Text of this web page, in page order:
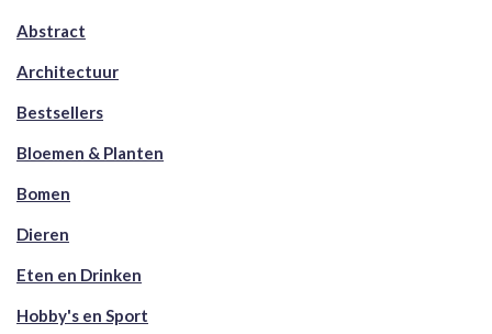
Abstract
Architectuur
Bestsellers
Bloemen & Planten
Bomen
Dieren
Eten en Drinken
Hobby's en Sport